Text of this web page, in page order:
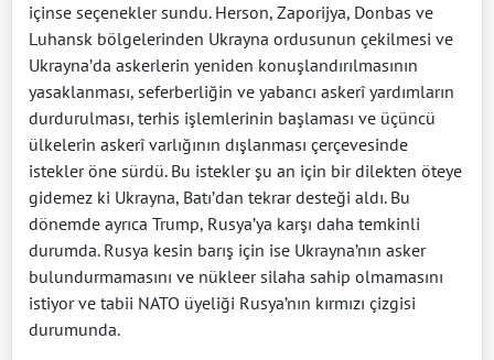
içinse seçenekler sundu. Herson, Zaporijya, Donbas ve
Luhansk bölgelerinden Ukrayna ordusunun çekilmesi ve
Ukrayna’da askerlerin yeniden konuşlandırılmasının
yasaklanması, seferberliğin ve yabancı askerî yardımların
durdurulması, terhis işlemlerinin başlaması ve üçüncü
ülkelerin askerî varlığının dışlanması çerçevesinde
istekler öne sürdü. Bu istekler şu an için bir dilekten öteye
gidemez ki Ukrayna, Batı’dan tekrar desteği aldı. Bu
dönemde ayrıca Trump, Rusya’ya karşı daha temkinli
durumda. Rusya kesin barış için ise Ukrayna’nın asker
bulundurmamasını ve nükleer silaha sahip olmamasını
istiyor ve tabii NATO üyeliği Rusya’nın kırmızı çizgisi
durumunda.